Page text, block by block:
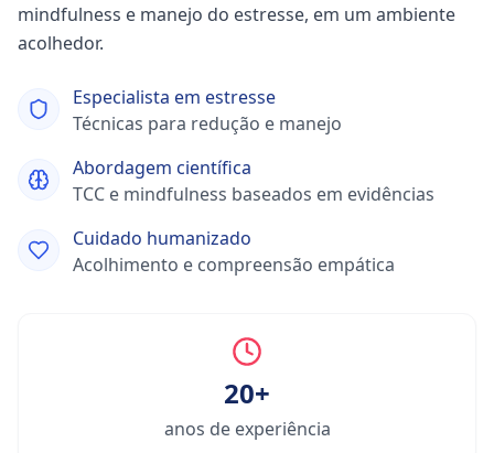
mindfulness e manejo do estresse, em um ambiente
acolhedor.
Especialista em estresse
Técnicas para redução e manejo
Abordagem científica
TCC e mindfulness baseados em evidências
Cuidado humanizado
Acolhimento e compreensão empática
20+
anos de experiência